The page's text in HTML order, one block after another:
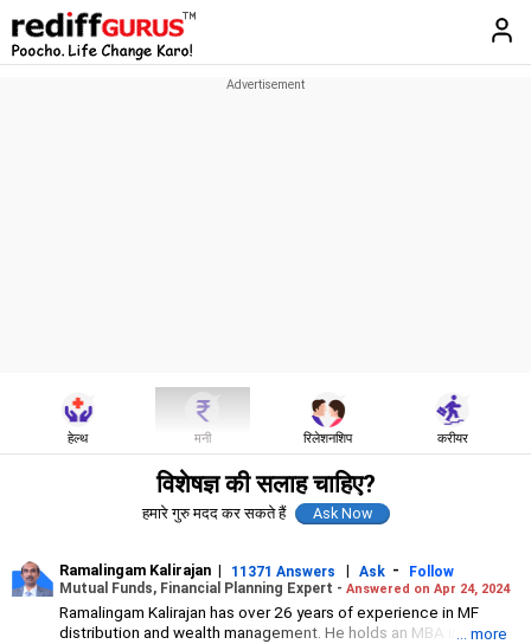
हेल्थ मनी रिलेशनशिप करीयर
विशेषज्ञ की सलाह चाहिए?
हमारे गुरु मदद कर सकते हैं
Ramalingam Kalirajan | 11371 Answers | Ask -
Follow
Mutual Funds, Financial Planning Expert - Answered on Apr 24, 2024
Ramalingam Kalirajan has over 26 years of experience in MF
distribution and wealth management. He holds an MBA in Finance
... more